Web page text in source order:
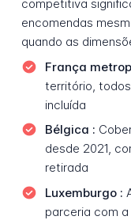
competitiva
encomendas
quando as
França
território,
incluída
Bélgica :
desde 2021,
retirada
Luxemburgo :
parceria com